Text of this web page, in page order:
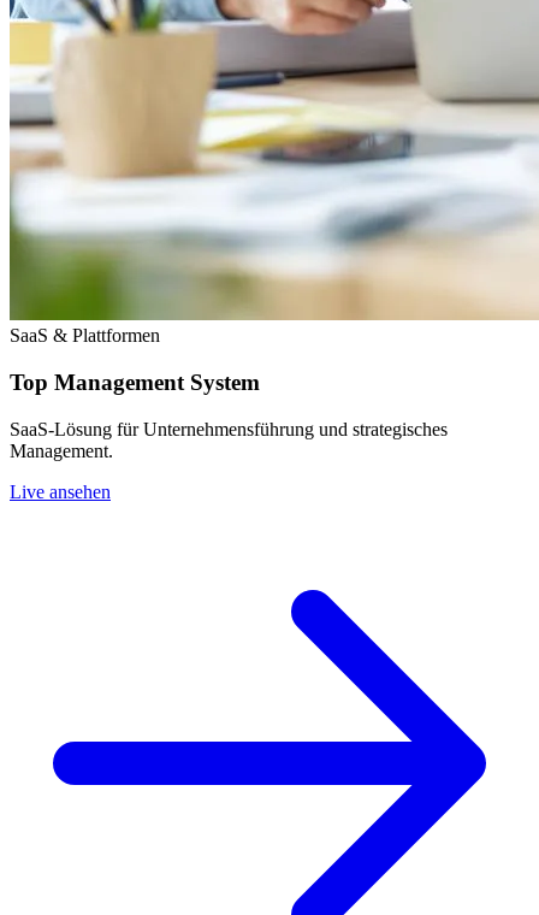
SaaS & Plattformen
Top Management System
SaaS-Lösung für Unternehmensführung und strategisches
Management.
Live ansehen